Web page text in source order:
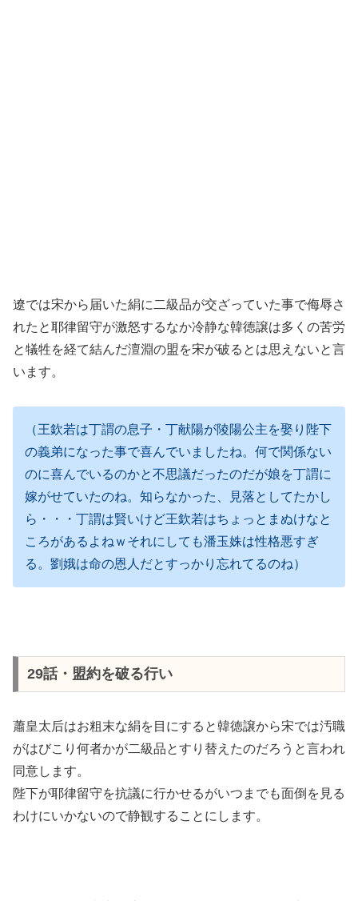
遼では宋から届いた絹に二級品が交ざっていた事で侮辱さ
れたと耶律留守が激怒するなか冷静な韓徳譲は多くの苦労
と犠牲を経て結んだ澶淵の盟を宋が破るとは思えないと言
います。
（王欽若は丁謂の息子・丁献陽が陵陽公主を娶り陛下
の義弟になった事で喜んでいましたね。何で関係ない
のに喜んでいるのかと不思議だったのだが娘を丁謂に
嫁がせていたのね。知らなかった、見落としてたかし
ら・・・丁謂は賢いけど王欽若はちょっとまぬけなと
ころがあるよねｗそれにしても潘玉姝は性格悪すぎ
る。劉娥は命の恩人だとすっかり忘れてるのね）
29話・盟約を破る行い
蕭皇太后はお粗末な絹を目にすると韓徳譲から宋では汚職
がはびこり何者かが二級品とすり替えたのだろうと言われ
同意します。
陛下が耶律留守を抗議に行かせるがいつまでも面倒を見る
わけにいかないので静観することにします。